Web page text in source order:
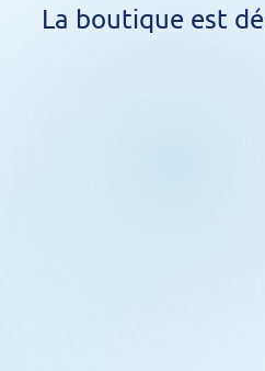
La boutique est